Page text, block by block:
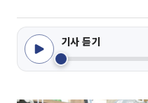
기사 듣기